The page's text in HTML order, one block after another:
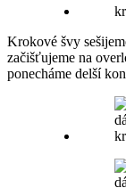
Krokové švy
začišťujeme na
ponecháme delší